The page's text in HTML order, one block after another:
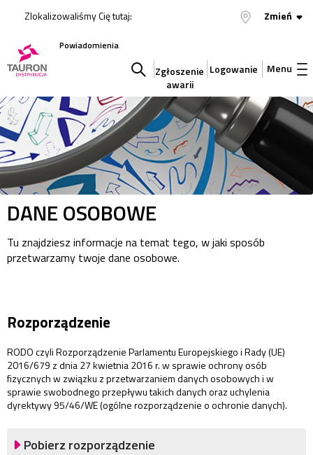
Zlokalizowaliśmy Cię tutaj: Zmień
Powiadomienia
Szukaj
w
serwisie
Zgłoszenie
awarii
Logowanie Menu
DANE OSOBOWE
Tu znajdziesz informacje na temat tego, w jaki sposób
przetwarzamy twoje dane osobowe.
Rozporządzenie
RODO czyli Rozporządzenie Parlamentu Europejskiego i Rady (UE)
2016/679 z dnia 27 kwietnia 2016 r. w sprawie ochrony osób
fizycznych w związku z przetwarzaniem danych osobowych i w
sprawie swobodnego przepływu takich danych oraz uchylenia
dyrektywy 95/46/WE (ogólne rozporządzenie o ochronie danych).
Pobierz rozporządzenie